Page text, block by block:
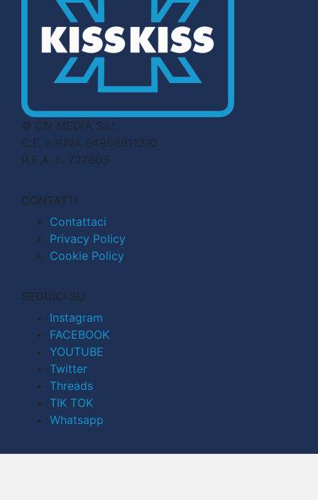
© CN MEDIA S.r.l.
C.F. e P.IVA 04998911210
R.E.A. n. 727803
CONTATTI
Contattaci
Privacy Policy
Cookie Policy
SEGUICI SU
Instagram
FACEBOOK
YOUTUBE
Twitter
Threads
TIK TOK
Whatsapp